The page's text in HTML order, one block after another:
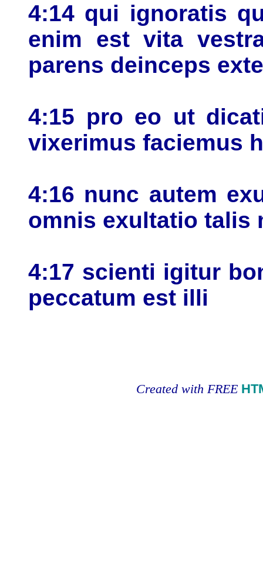
4:14 qui ignoratis
enim est vita
parens deinceps
4:15 pro eo ut
vixerimus faciemus
4:16 nunc autem
omnis exultatio talis
4:17 scienti igitur
peccatum est illi
Created with FREE